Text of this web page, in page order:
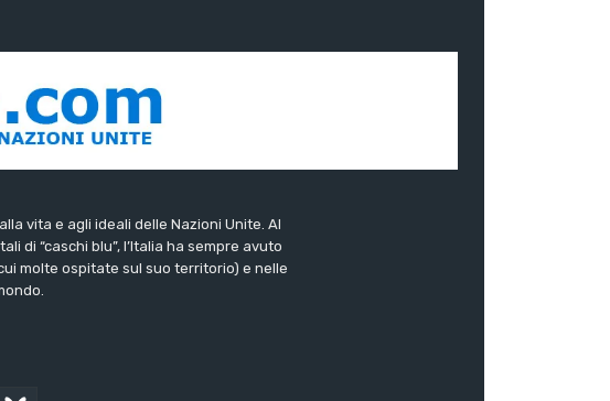
vita e agli ideali delle Nazioni Unite. Al
di “caschi blu”, l’Italia ha sempre avuto
molte ospitate sul suo territorio) e nelle